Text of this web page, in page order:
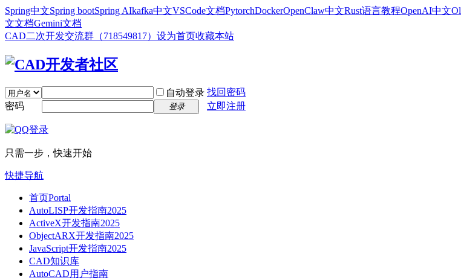
Spring中文Spring bootSpring AIkafka中文VSCode文档PytorchDockerOpenClaw中文Rust语言教程OpenAI中文
文文档Gemini文档
CAD二次开发交流群（718549817） 设为首页收藏本站
自动登录 找回密码
密码
登录 立即注册
只需一步，快速开始
快捷导航
首页Portal
AutoLISP开发指南2025
ActiveX开发指南2025
ObjectARX开发指南2025
JavaScript开发指南2025
CAD知识库
AutoCAD用户指南